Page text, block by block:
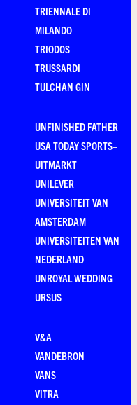
TRIENNALE DI
MILANDO
TRIODOS
TRUSSARDI
TULCHAN GIN
UNFINISHED FATHER
USA TODAY SPORTS+
UITMARKT
UNILEVER
UNIVERSITEIT VAN
AMSTERDAM
UNIVERSITEITEN VAN
NEDERLAND
UNROYAL WEDDING
URSUS
V&A
VANDEBRON
VANS
VITRA